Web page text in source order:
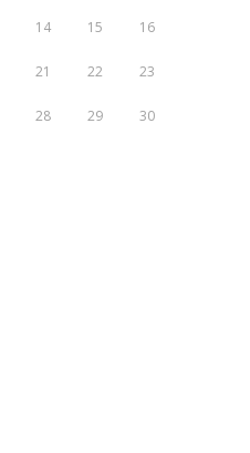
14 15 16
21 22 23
28 29 30